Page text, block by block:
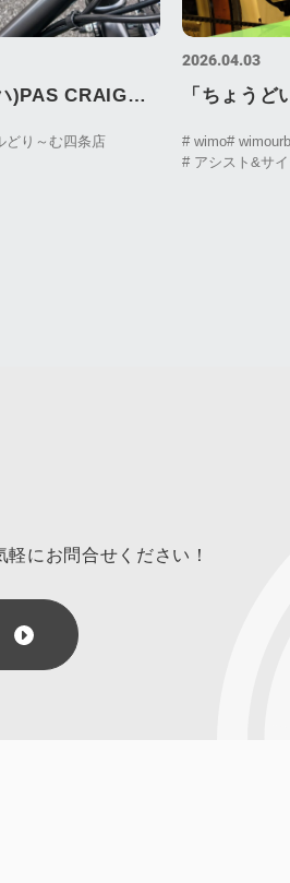
)PAS CRAIG
イグプラス）
どり～む四条店
2026.04.03
「ちょうど
うこと。
いう選択
# wimo#
# アシスト&サ
軽にお問合せください！